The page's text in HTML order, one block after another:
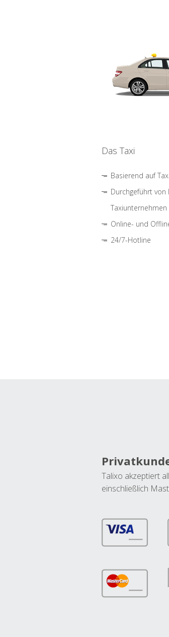
Das Taxi
Basierend auf
Durchgeführt von
Taxiunternehmen
Online- und
24/7-Hotline
Talixo akzeptiert
einschließlich